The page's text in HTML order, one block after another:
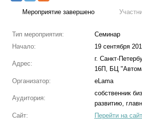
Мероприятие завершено
Тип мероприятия:
Семинар
Начало:
19 сентября
Адрес:
г. Санкт-
16П, БЦ
Организатор:
eLama
Аудитория:
собственник
развитию,
Сайт:
Перейти на